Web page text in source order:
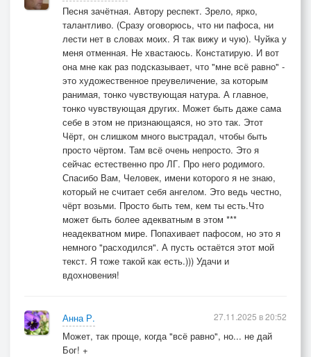
Песня зачётная. Автору респект. Зрело, ярко,
талантливо. (Сразу оговорюсь, что ни пафоса, ни
лести нет в словах моих. Я так вижу и чую). Чуйка у
меня отменная. Не хвастаюсь. Констатирую. И вот
она мне как раз подсказывает, что "мне всё равно" -
это художественное преувеличение, за которым
ранимая, тонко чувствующая натура. А главное,
тонко чувствующая других. Может быть даже сама
себе в этом не признающаяся, но это так. Этот
Чёрт, он слишком много выстрадал, чтобы быть
просто чёртом. Там всё очень непросто. Это я
сейчас естественно про ЛГ. Про него родимого.
Спасибо Вам, Человек, имени которого я не знаю,
который не считает себя ангелом. Это ведь честно,
чёрт возьми. Просто быть тем, кем ты есть.Что
может быть более адекватным в этом ***
неадекватном мире. Попахивает пафосом, но это я
немного "расходился". А пусть остаётся этот мой
текст. Я тоже такой как есть.))) Удачи и
вдохновения!
Анна Р.
Может, так проще, когда "всё равно", но... не дай
Бог! +
27.11.2025 в 20:52